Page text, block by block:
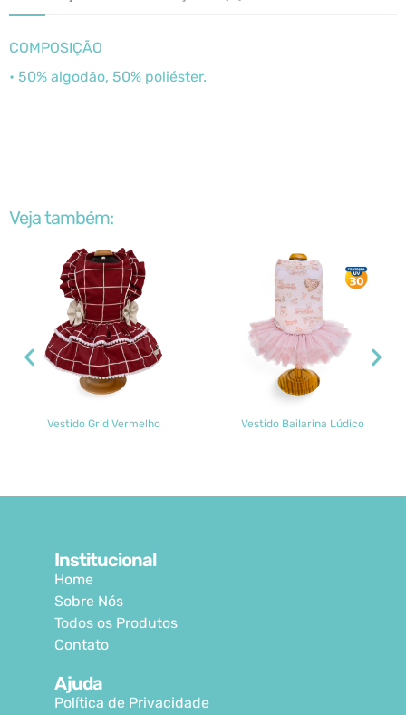
COMPOSIÇÃO
• 50% algodão, 50% poliéster.
Veja também:
Vestido Grid Vermelho Vestido Bailarina Lúdico
Institucional
Home
Sobre Nós
Todos os Produtos
Contato
Ajuda
Política de Privacidade